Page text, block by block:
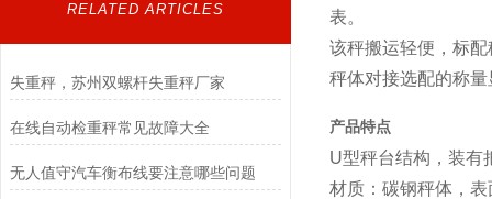
RELATED ARTICLES
失重秤，苏州双螺杆失重秤厂家
在线自动检重秤常见故障大全
无人值守汽车衡布线要注意哪些问题
表。
该秤搬运轻便，标
秤体对接选配的称
产品特点
U型秤台结构，装有
材质：碳钢秤体，